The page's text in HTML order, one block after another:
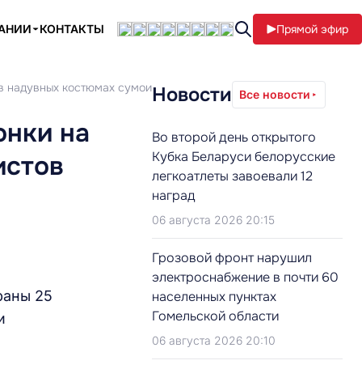
КОНТАКТЫ Прямой эфир
надувных костюмах сумоистов
на
25
Новости Все новости
Во второй день открытого
Кубка Беларуси белорусские
легкоатлеты завоевали 12
наград
06 августа 2026 20:15
Грозовой фронт нарушил
электроснабжение в почти 60
населенных пунктах
Гомельской области
06 августа 2026 20:10